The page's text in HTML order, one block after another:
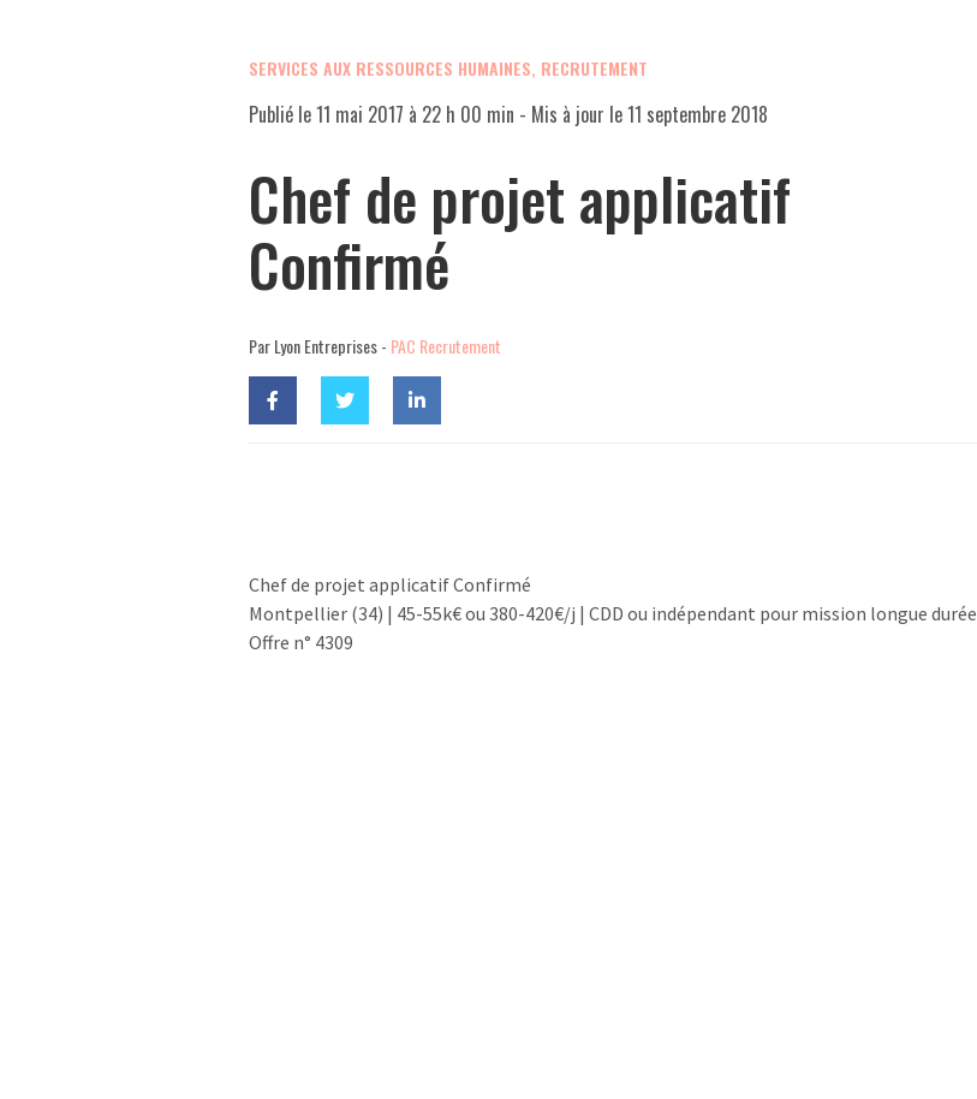
SERVICES AUX RESSOURCES HUMAINES, RECRUTEMENT
Publié le11 mai 2017 à 22 h 00 min - Mis à jour le11 septembre 2018
Chef de projet applicatif
Confirmé
Par Lyon Entreprises - PAC Recrutement
Chef de projet applicatif Confirmé
Montpellier (34) | 45-55k€ ou 380-420€/j | CDD ou indépendant pour mission longue durée
Offre n° 4309